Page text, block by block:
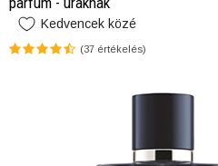
Kedvencek közé
(37 értékelés)